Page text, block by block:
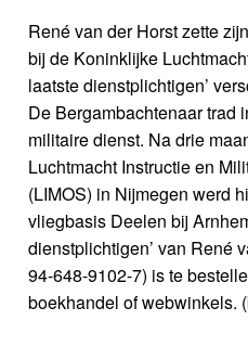
René van der Horst zette
bij de Koninklijke
laatste dienstplichtigen’
De Bergambachtenaar trad
militaire dienst. Na drie
Luchtmacht Instructie en
(LIMOS) in Nijmegen werd
vliegbasis Deelen bij
dienstplichtigen’ van René
94-648-9102-7) is te
boekhandel of webwinkels.